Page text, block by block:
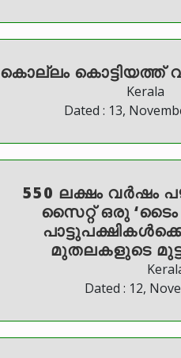
കൊല്ലം കൊട്ടിയത്ത്
Kerala
Dated : 13,
550 ലക്ഷം വർഷം
സൈറ്റ് ഒരു
മുതലകളുടെ
Dated : 12,